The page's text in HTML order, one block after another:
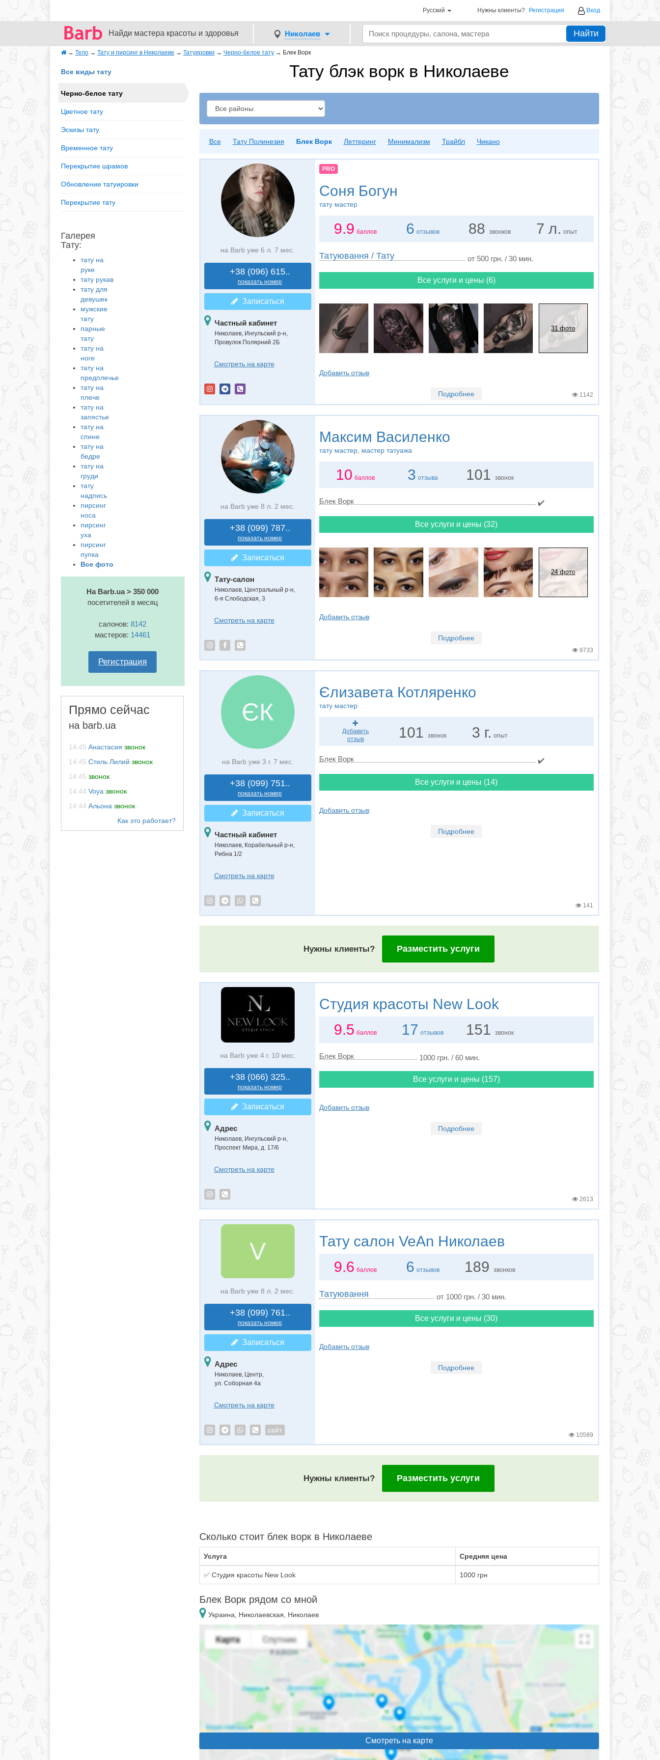
Русский Нужны клиенты? Регистрация Вход
Найди мастера красоты и здоровья Николаев Найти
→ Тело → Тату и пирсинг в Николаеве → Татуировки → Черно-белое тату → Блек Ворк
Тату блэк ворк в Николаеве
Все Тату Полинезия Блек Ворк Леттеринг Минимализм Трайбл Чикано
Все виды тату
Черно-белое тату
Цветное тату
Эскизы тату
Временное тату
Перекрытие шрамов
Обновление татуировки
Перекрытие тату
Галерея
Тату:
тату на
руке
тату рукав
тату для
девушек
мужские
тату
парные
тату
тату на
ноге
тату на
предплечье
тату на
плече
тату на
запястье
тату на
спине
тату на
бедре
тату на
груди
тату
надпись
пирсинг
носа
пирсинг
уха
пирсинг
пупка
Все фото
На Barb.ua > 350 000
посетителей в месяц
салонов:8142
мастеров: 14461
Регистрация
Прямо сейчас
на barb.ua
14:45 Анастасия звонок
14:45 Стиль Лилий звонок
14:45 звонок
14:44 Voya звонок
14:44 Альона звонок
на Barb уже 6 л. 7 мес.
+38 (096) 615..
показать номер
Записаться
Частный кабинет
Николаев, Ингульский р-н,
Провулок Полярний 2Б
Смотреть на карте
PRO
Соня Богун
тату мастер
9.9 баллов 6 отзывов 88звонков 7 л. опыт
Татуювання / Тату от 500 грн. / 30 мин.
Все услуги и цены (6)
31 фото
Добавить отзыв
Подробнее 1142
на Barb уже 8 л. 2 мес.
+38 (099) 787..
показать номер
Записаться
Тату-салон
Николаев, Центральный р-н,
6-я Слободская, 3
Смотреть на карте
Максим Василенко
тату мастер, мастер татуажа
10 баллов 3 отзыва 101 звонок
Блек Ворк ✔️
Все услуги и цены (32)
24 фото
Добавить отзыв
Подробнее
9733
ЄК
на Barb уже 3 г. 7 мес.
+38 (099) 751..
показать номер
Записаться
Частный кабинет
Николаев, Корабельный р-н,
Рибна 1/2
Смотреть на карте
Єлизавета Котляренко
тату мастер
Добавить
отзыв
101звонок 3 г. опыт
Блек Ворк ✔️
Все услуги и цены (14)
Добавить отзыв
Подробнее
141
Нужны клиенты? Разместить услуги
на Barb уже 4 г. 10 мес.
+38 (066) 325..
показать номер
Записаться
Адрес
Николаев, Ингульский р-н
Проспект Мира, д. 17/6
Смотреть на карте
Студия красоты New Look
9.5 баллов 17 отзывов 151 звонок
Блек Ворк 1000 грн. / 60 мин.
Все услуги и цены (157)
Добавить отзыв
Подробнее
2613
V
на Barb уже 8 л. 2 мес.
+38 (099) 761..
показать номер
Записаться
Адрес
Николаев, Центр,
ул. Соборная 4а
Смотреть на карте
сайт
Тату салон VeAn Николаев
9.6 баллов 6 отзывов 189 звонков
Татуювання от 1000 грн. / 30 мин.
Все услуги и цены (30)
Добавить отзыв
Подробнее
10589
Нужны клиенты? Разместить услуги
Сколько стоит блек ворк в Николаеве
Услуга Средняя цена
✅ Студия красоты New Look 1000 грн
Блек Ворк рядом со мной
Украина, Николаевская, Николаев
Смотреть на карте